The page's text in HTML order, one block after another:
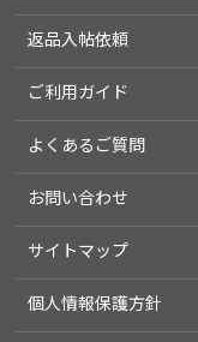
返品入帖依頼
ご利用ガイド
よくあるご質問
お問い合わせ
サイトマップ
個人情報保護方針